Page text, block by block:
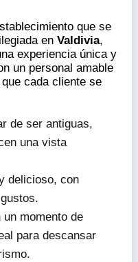
que se
en Valdivia,
experiencia única y
un personal amable
cada cliente se
de ser antiguas,
una vista
delicioso, con
momento de
para descansar